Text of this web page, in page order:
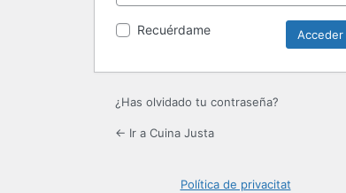
Recuérdame
¿Has olvidado tu contraseña?
← Ir a Cuina Justa
Política de privacitat